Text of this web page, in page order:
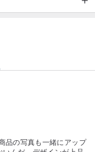
品の写真も一緒にアップ